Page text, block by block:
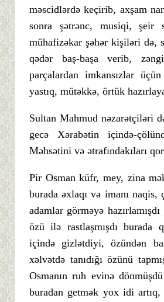
məscidlərdə keçirib, axşam
sonra şətrənc, musiqi, şeir
mühafizəkar şəhər kişiləri də,
qədər baş-başa verib,
parçalardan imkansızlar
yastıq, mütəkkə, örtük
Sultan Mahmud nəzarətçiləri
gecə Xərabətin içində-
Məhsətini və ətrafındakıları
Pir Osman küfr, mey, zina
burada əxlaqı və imanı naqis,
adamlar görməyə
özü ilə rastlaşmışdı burada
içində gizlətdiyi, özündən
xəlvətdə tanıdığı özünü
Osmanın ruh evinə
buradan getmək yox idi artıq,